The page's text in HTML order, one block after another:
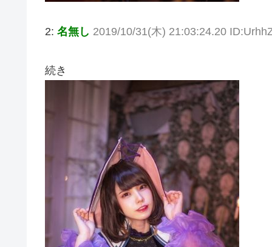
2: 名無し 2019/10/31(木) 21:03:24.20
続き